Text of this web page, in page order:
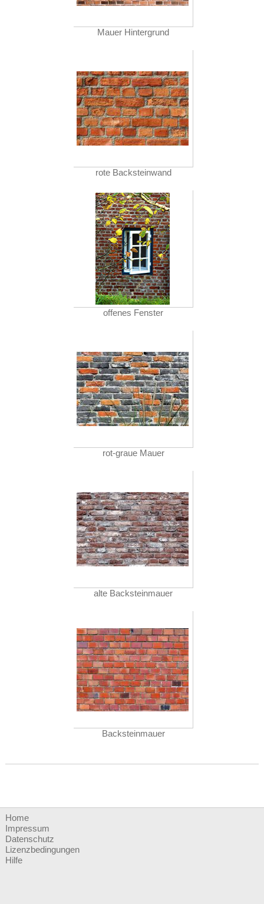
Mauer Hintergrund
rote Backsteinwand
offenes Fenster
rot-graue Mauer
alte Backsteinmauer
Backsteinmauer
Home
Impressum
Datenschutz
Lizenzbedingungen
Hilfe